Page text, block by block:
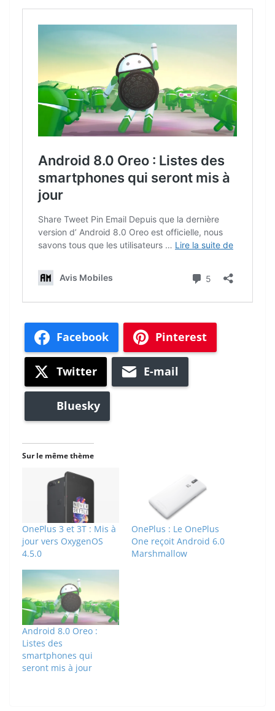
Facebook Pinterest
Twitter E-mail
Bluesky
Sur le même thème
OnePlus 3 et 3T : Mis à
jour vers OxygenOS
4.5.0
OnePlus : Le OnePlus
One reçoit Android 6.0
Marshmallow
Android 8.0 Oreo :
Listes des
smartphones qui
seront mis à jour